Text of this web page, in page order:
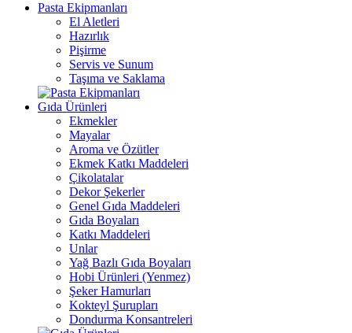
Pasta Ekipmanları
El Aletleri
Hazırlık
Pişirme
Servis ve Sunum
Taşıma ve Saklama
Gıda Ürünleri
Ekmekler
Mayalar
Aroma ve Özütler
Ekmek Katkı Maddeleri
Çikolatalar
Dekor Şekerler
Genel Gıda Maddeleri
Gıda Boyaları
Katkı Maddeleri
Unlar
Yağ Bazlı Gıda Boyaları
Hobi Ürünleri (Yenmez)
Şeker Hamurları
Kokteyl Şurupları
Dondurma Konsantreleri